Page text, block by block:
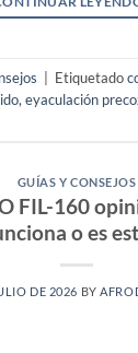
Etiquetado
, eyaculación
GUÍAS Y CONSEJOS
FIL-160
o es
DE 2026 BY